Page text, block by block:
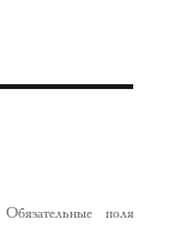
Обязательные поля